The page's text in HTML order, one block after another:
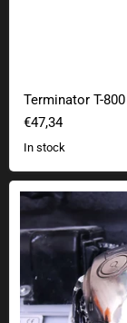
Terminator T-
€47,34
In stock
Terminator T-800